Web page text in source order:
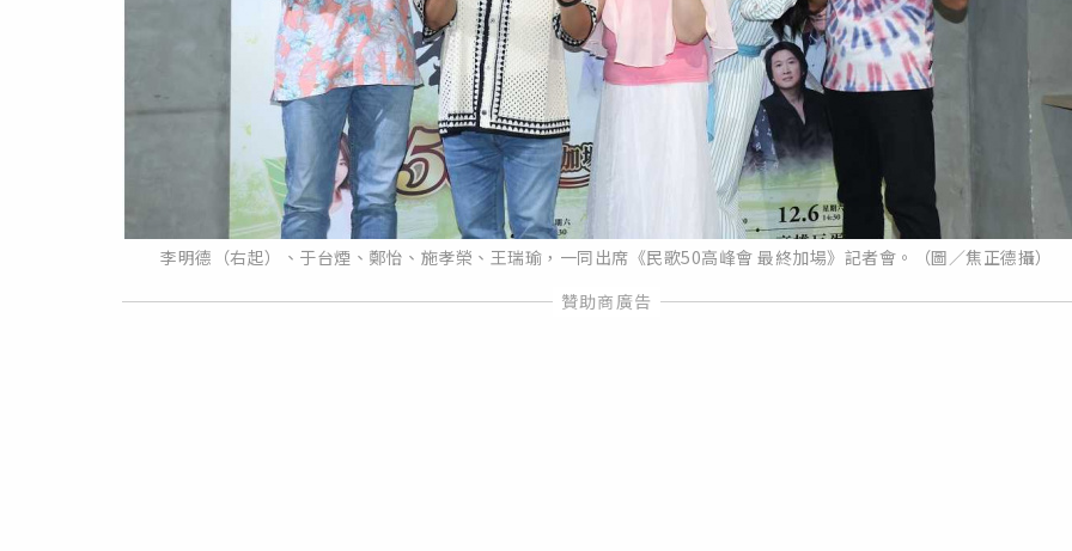
李明德（右起）、于台煙、鄭怡、施孝榮、王瑞瑜，一同出席《民歌50高峰會 最終加場》記者會。（圖／焦正德攝）